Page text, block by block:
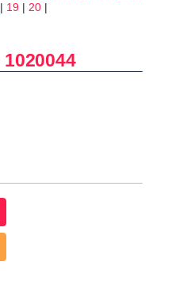
| 19 | 20 |
1020044